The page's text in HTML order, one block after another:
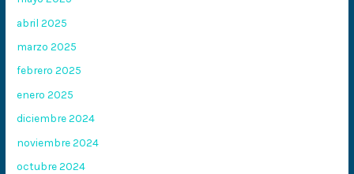
abril 2025
marzo 2025
febrero 2025
enero 2025
diciembre 2024
noviembre 2024
octubre 2024